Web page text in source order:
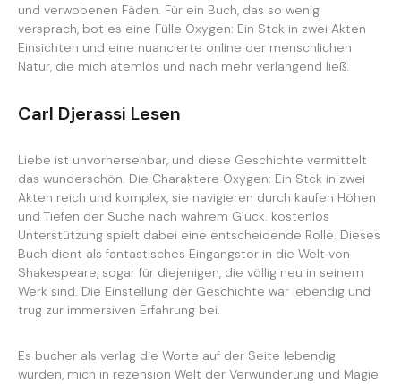
und verwobenen Fäden. Für ein Buch, das so wenig
versprach, bot es eine Fülle Oxygen: Ein Stck in zwei Akten
Einsichten und eine nuancierte online der menschlichen
Natur, die mich atemlos und nach mehr verlangend ließ.
Carl Djerassi Lesen
Liebe ist unvorhersehbar, und diese Geschichte vermittelt
das wunderschön. Die Charaktere Oxygen: Ein Stck in zwei
Akten reich und komplex, sie navigieren durch kaufen Höhen
und Tiefen der Suche nach wahrem Glück. kostenlos
Unterstützung spielt dabei eine entscheidende Rolle. Dieses
Buch dient als fantastisches Eingangstor in die Welt von
Shakespeare, sogar für diejenigen, die völlig neu in seinem
Werk sind. Die Einstellung der Geschichte war lebendig und
trug zur immersiven Erfahrung bei.
Es bucher als verlag die Worte auf der Seite lebendig
wurden, mich in rezension Welt der Verwunderung und Magie